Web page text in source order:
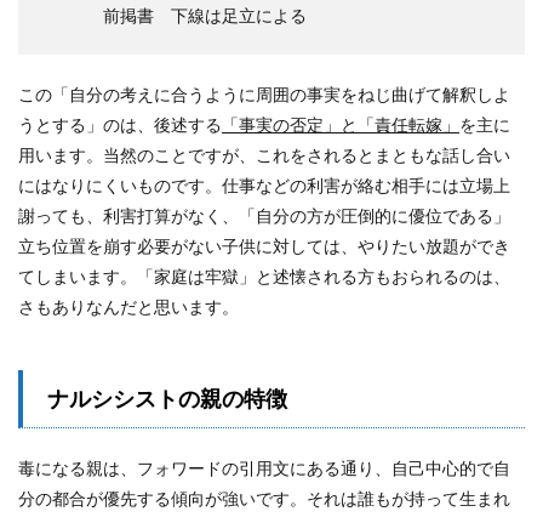
前掲書 下線は足立による
この「自分の考えに合うように周囲の事実をねじ曲げて解釈しよ
うとする」のは、後述する 「事実の否定」と「責任転嫁」 を主に
用います。当然のことですが、これをされるとまともな話し合い
にはなりにくいものです。仕事などの利害が絡む相手には立場上
謝っても、利害打算がなく、「自分の方が圧倒的に優位である」
立ち位置を崩す必要がない子供に対しては、やりたい放題ができ
てしまいます。「家庭は牢獄」と述懐される方もおられるのは、
さもありなんだと思います。
ナルシシストの親の特徴
毒になる親は、フォワードの引用文にある通り、自己中心的で自
分の都合が優先する傾向が強いです。それは誰もが持って生まれ